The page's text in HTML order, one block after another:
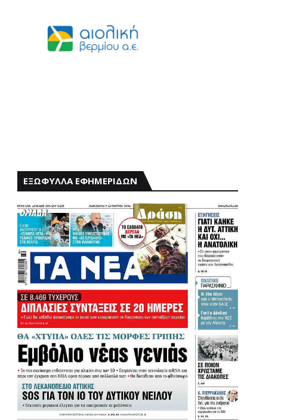
ΕΞΩΦΥΛΛΑ ΕΦΗΜΕΡΙΔΩΝ